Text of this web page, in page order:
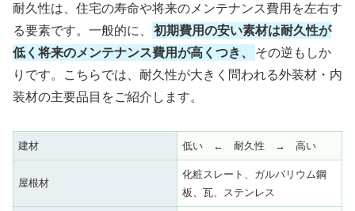
耐久性は、住宅の寿命や将来のメンテナンス費用を左右す
る要素です。一般的に、
初期費用の安い素材は耐久性が
低く将来のメンテナンス費用が高くつき、
その逆もしか
りです。こちらでは、耐久性が大きく問われる外装材・内
装材の主要品目をご紹介します。
建材 低い ← 耐久性 → 高い
屋根材
化粧スレート、ガルバリウム鋼
板、瓦、ステンレス